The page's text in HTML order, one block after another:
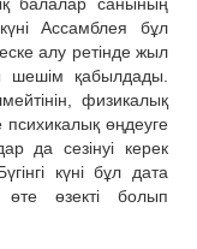
балалар санының
Ассамблея бұл
алу ретінде жыл
шешім қабылдады.
физикалық
өңдеуге
да сезінуі керек
күні бұл дата
өте өзекті болып